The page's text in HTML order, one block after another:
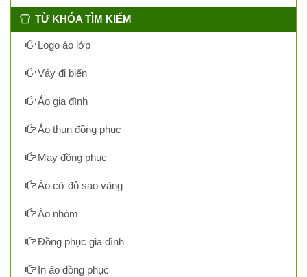
TỪ KHÓA TÌM KIẾM
Logo áo lớp
Váy đi biển
Áo gia đình
Áo thun đồng phục
May đồng phục
Áo cờ đỏ sao vàng
Áo nhóm
Đồng phục gia đình
In áo đồng phục